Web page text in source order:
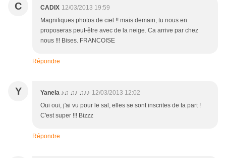
C CADIX 12/03/2013 19:59
Magnifiques photos de ciel !! mais demain, tu nous en
proposeras peut-être avec de la neige. Ca arrive par chez
nous !!! Bises. FRANCOISE
Répondre
Y Yanela ♪♫ ♫♪ ♫♪♪ 12/03/2013 12:02
Oui oui, j'ai vu pour le sal, elles se sont inscrites de ta part !
C'est super !!! Bizzz
Répondre